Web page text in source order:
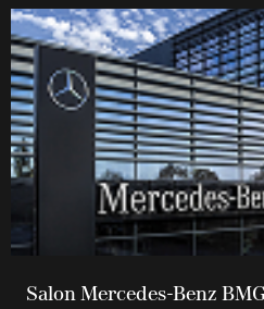
Salon Mercedes-Benz